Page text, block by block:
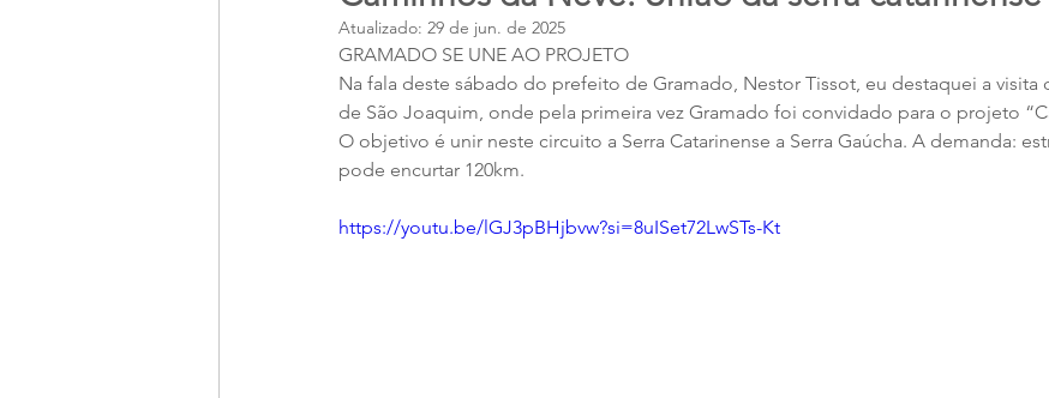
Atualizado: 29 de jun. de 2025
GRAMADO SE UNE AO PROJETO
Na fala deste sábado do prefeito de Gramado, Nestor Tissot, eu destaquei a
de São Joaquim, onde pela primeira vez Gramado foi convidado para o projeto
O objetivo é unir neste circuito a Serra Catarinense a Serra Gaúcha. A demanda:
pode encurtar 120km.
https://youtu.be/lGJ3pBHjbvw?si=8uISet72LwSTs-Kt